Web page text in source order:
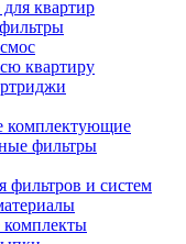
квартир
квартиру
комплектующие
фильтры
фильтров и систем